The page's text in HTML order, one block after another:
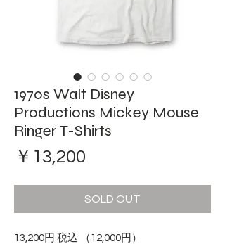
1970s Walt Disney
Productions Mickey Mouse
Ringer T-Shirts
￥13,200
SOLD OUT
13,200円 税込 （12,000円）